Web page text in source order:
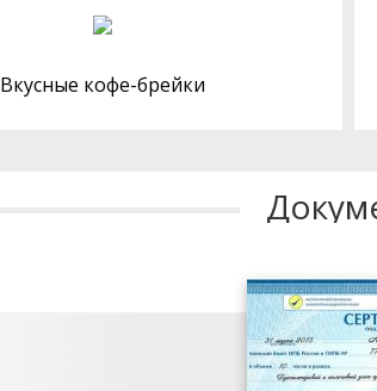
Вкусные кофе-брейки